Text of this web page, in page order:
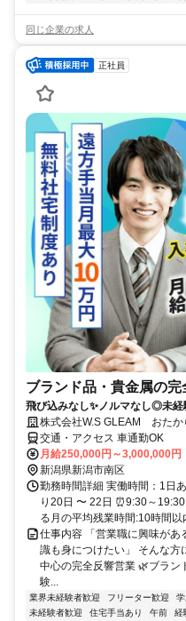
同じ企業の求人
正社員
ブランド品・貴金属の完
飛び込みなし✨ノルマなし◎未経
株式会社W.S GLEAM おたか
交通・アクセス 車通勤OK
月給250,000円～3,000,000円
新潟県新潟市南区
勤務時間詳細 実働時間：1日
り20日 〜 22日 ⏰9:30～
る月の平均残業時間:10時間以
仕事内容 「営業職に興味があ
識も身につけたい」 そんな方
中心の完全反響営業 🌿ブラン
験...
業界未経験者歓迎 フリーター歓迎
未経験者歓迎
住宅手当あり 午前 経